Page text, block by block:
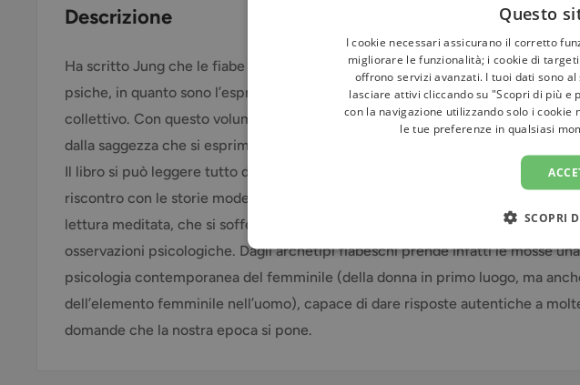
Descrizione
Ha scritto Jung che le fiabe consentono di studiare meglio l’anatomia
psiche, in quanto sono l’espressione più pura dei processi psichici
collettivo. Con questo volume Marie-Louise von Franz ci invita a imparare
dalla saggezza che si esprime nelle fiabe, qualcosa che sia utile oggi.
Il libro si può leggere tutto d’un fiato, trascinati dalla semplicità delle fiabe e
riscontro con le storie moderne che l’autrice racconta; ma può essere oggetto
lettura meditata, che si soffermi sulla ricca esperienza umana contenuta nelle
osservazioni psicologiche. Dagli archetipi fiabeschi prende infatti le mosse una
psicologia contemporanea del femminile (della donna in primo luogo, ma
dell’elemento femminile nell’uomo), capace di dare risposte autentiche a
domande che la nostra epoca si pone.
Questo
I cookie necessari assicurano il corretto
migliorare le funzionalità; i cookie di
offrono servizi avanzati. I tuoi dati sono
lasciare attivi cliccando su "Scopri di più e
con la navigazione utilizzando solo i
le tue preferenze in qualsiasi
SCOPRI